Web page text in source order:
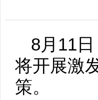
8月11
将开展激
策。